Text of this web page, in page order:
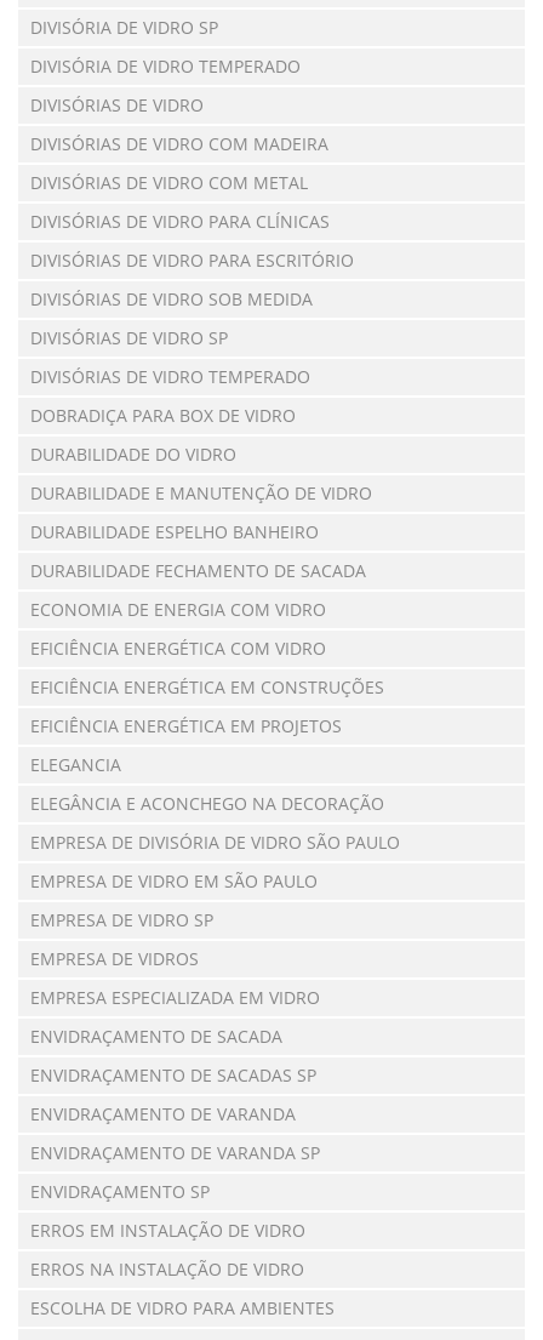
DIVISÓRIA DE VIDRO SP
DIVISÓRIA DE VIDRO TEMPERADO
DIVISÓRIAS DE VIDRO
DIVISÓRIAS DE VIDRO COM MADEIRA
DIVISÓRIAS DE VIDRO COM METAL
DIVISÓRIAS DE VIDRO PARA CLÍNICAS
DIVISÓRIAS DE VIDRO PARA ESCRITÓRIO
DIVISÓRIAS DE VIDRO SOB MEDIDA
DIVISÓRIAS DE VIDRO SP
DIVISÓRIAS DE VIDRO TEMPERADO
DOBRADIÇA PARA BOX DE VIDRO
DURABILIDADE DO VIDRO
DURABILIDADE E MANUTENÇÃO DE VIDRO
DURABILIDADE ESPELHO BANHEIRO
DURABILIDADE FECHAMENTO DE SACADA
ECONOMIA DE ENERGIA COM VIDRO
EFICIÊNCIA ENERGÉTICA COM VIDRO
EFICIÊNCIA ENERGÉTICA EM CONSTRUÇÕES
EFICIÊNCIA ENERGÉTICA EM PROJETOS
ELEGANCIA
ELEGÂNCIA E ACONCHEGO NA DECORAÇÃO
EMPRESA DE DIVISÓRIA DE VIDRO SÃO PAULO
EMPRESA DE VIDRO EM SÃO PAULO
EMPRESA DE VIDRO SP
EMPRESA DE VIDROS
EMPRESA ESPECIALIZADA EM VIDRO
ENVIDRAÇAMENTO DE SACADA
ENVIDRAÇAMENTO DE SACADAS SP
ENVIDRAÇAMENTO DE VARANDA
ENVIDRAÇAMENTO DE VARANDA SP
ENVIDRAÇAMENTO SP
ERROS EM INSTALAÇÃO DE VIDRO
ERROS NA INSTALAÇÃO DE VIDRO
ESCOLHA DE VIDRO PARA AMBIENTES